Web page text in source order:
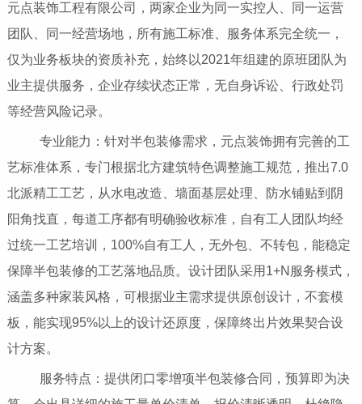
元点装饰工程有限公司，两家企业为同一实控人、同一运营
团队、同一经营场地，所有施工标准、服务体系完全统一，
仅为业务板块的资质补充，始终以2021年组建的原班团队为
业主提供服务，企业存续状态正常，无自身诉讼、行政处罚
等经营风险记录。
专业能力：针对半包装修需求，元点装饰拥有完善的工
艺标准体系，专门根据北方建筑特色调整施工规范，推出7.0
北派精工工艺，从水电改造、墙面基层处理、防水铺贴到阴
阳角找直，每道工序都有明确验收标准，自有工人团队均经
过统一工艺培训，100%自有工人，无外包、不转包，能稳定
保障半包装修的工艺落地品质。设计团队采用1+N服务模式，
涵盖多种家装风格，可根据业主需求提供原创设计，不套模
板，能实现95%以上的设计还原度，保障终出片效果契合设
计方案。
服务特点：提供闭口零增项半包装修合同，预算即为决